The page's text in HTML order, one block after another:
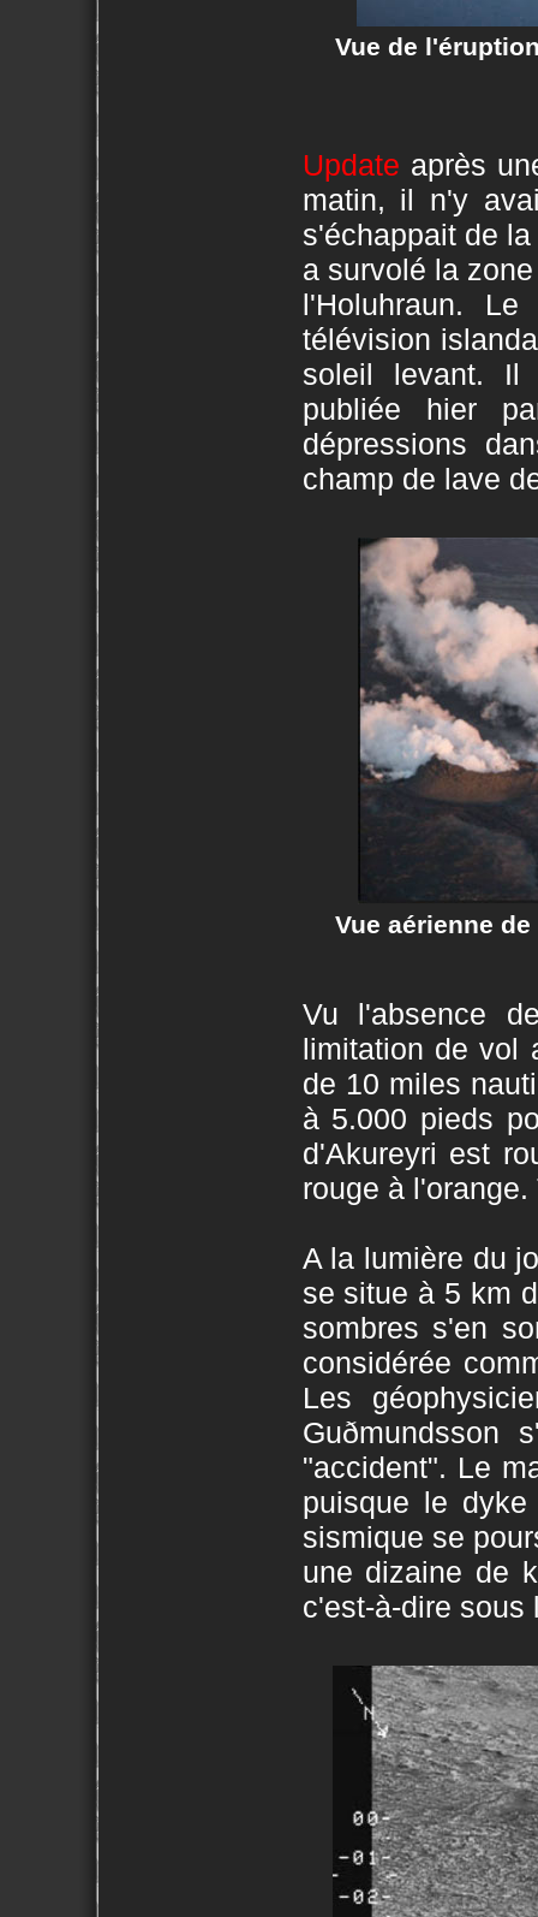
Vue de
Update après
matin, il n'y
s'échappait de
a survolé la
l'Holuhraun.
télévision
soleil levant.
publiée hier
dépressions
champ de lave
Vue aérienne
Vu l'absence
limitation de vol
de 10 miles
à 5.000 pieds
d'Akureyri est
rouge à
A la lumière du
se situe à 5 km
sombres s'en
considérée
Les
Guðmundsson
"accident". Le
puisque le
sismique se
une dizaine de
c'est-à-dire sous